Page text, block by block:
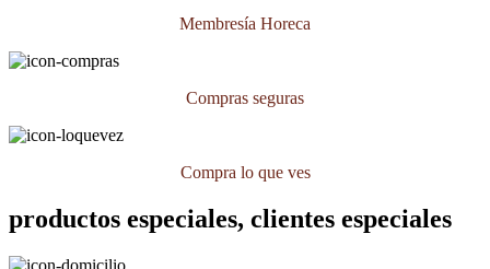
Membresía Horeca
Compras seguras
Compra lo que ves
productos especiales, clientes especiales